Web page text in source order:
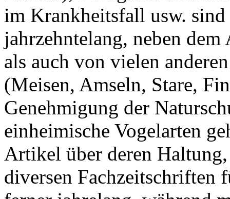
im Krankheitsfall usw. sind
jahrzehntelang, neben
als auch von vielen
(Meisen, Amseln, Stare,
Genehmigung der
einheimische Vogelarten
Artikel über deren
diversen Fachzeitschriften